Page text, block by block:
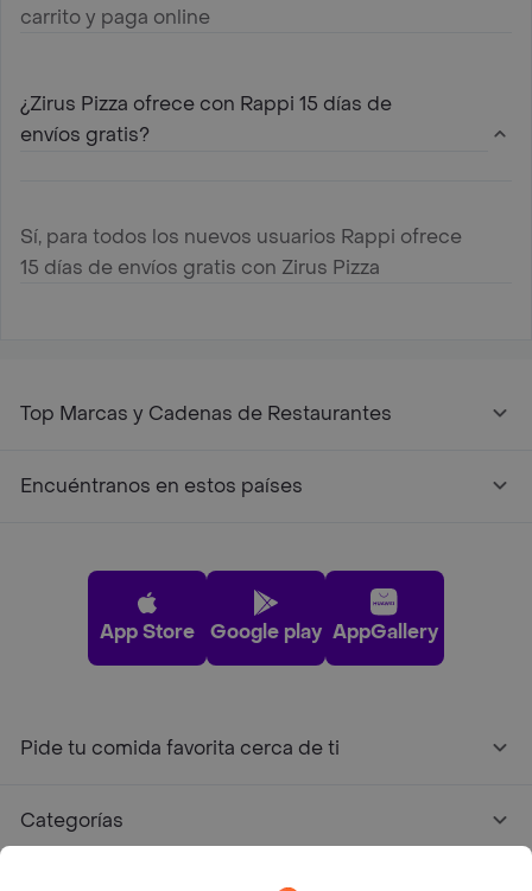
carrito y paga online
¿Zirus Pizza ofrece con Rappi 15 días de
envíos gratis?
Sí, para todos los nuevos usuarios Rappi ofrece
15 días de envíos gratis con Zirus Pizza
Top Marcas y Cadenas de Restaurantes
Encuéntranos en estos países
App Store Google play AppGallery
Pide tu comida favorita cerca de ti
Categorías